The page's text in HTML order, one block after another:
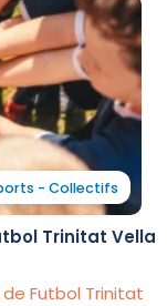
- Collectifs
Trinitat Vella
Futbol Trinitat